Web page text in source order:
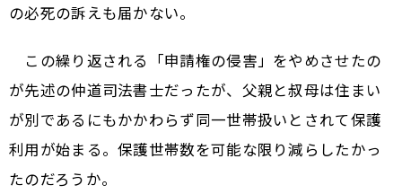
の必死の訴えも届かない。
この繰り返される「申請権の侵害」をやめさせたの
が先述の仲道司法書士だったが、父親と叔母は住まい
が別であるにもかかわらず同一世帯扱いとされて保護
利用が始まる。保護世帯数を可能な限り減らしたかっ
たのだろうか。